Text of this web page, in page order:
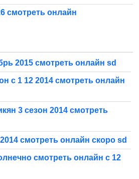
смотреть онлайн
2015 смотреть онлайн sd
с 1 12 2014 смотреть онлайн
3 сезон 2014 смотреть
смотреть онлайн скоро sd
смотреть онлайн с 12